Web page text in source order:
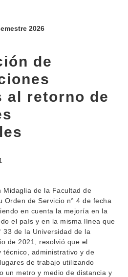
2026
de
al retorno de
Midaglia de la Facultad de
Orden de Servicio n° 4 de fecha
en cuenta la mejoría en la
el país y en la misma línea que
33 de la Universidad de la
de 2021, resolvió que el
técnico, administrativo y de
de trabajo utilizando
un metro y medio de distancia y